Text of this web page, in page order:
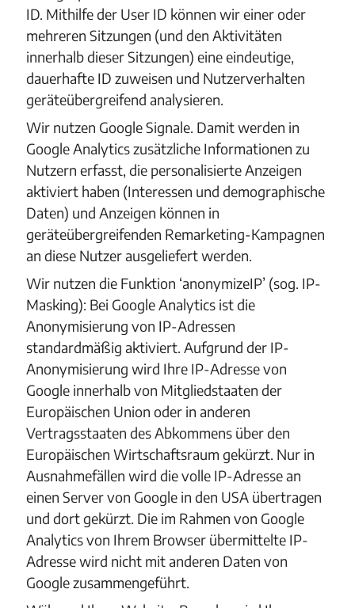
ID. Mithilfe der User ID können wir einer oder
mehreren Sitzungen (und den Aktivitäten
innerhalb dieser Sitzungen) eine eindeutige,
dauerhafte ID zuweisen und Nutzerverhalten
geräteübergreifend analysieren.
Wir nutzen Google Signale. Damit werden in
Google Analytics zusätzliche Informationen zu
Nutzern erfasst, die personalisierte Anzeigen
aktiviert haben (Interessen und demographische
Daten) und Anzeigen können in
geräteübergreifenden Remarketing-Kampagnen
an diese Nutzer ausgeliefert werden.
Wir nutzen die Funktion ‘anonymizeIP’ (sog. IP-
Masking): Bei Google Analytics ist die
Anonymisierung von IP-Adressen
standardmäßig aktiviert. Aufgrund der IP-
Anonymisierung wird Ihre IP-Adresse von
Google innerhalb von Mitgliedstaaten der
Europäischen Union oder in anderen
Vertragsstaaten des Abkommens über den
Europäischen Wirtschaftsraum gekürzt. Nur in
Ausnahmefällen wird die volle IP-Adresse an
einen Server von Google in den USA übertragen
und dort gekürzt. Die im Rahmen von Google
Analytics von Ihrem Browser übermittelte IP-
Adresse wird nicht mit anderen Daten von
Google zusammengeführt.